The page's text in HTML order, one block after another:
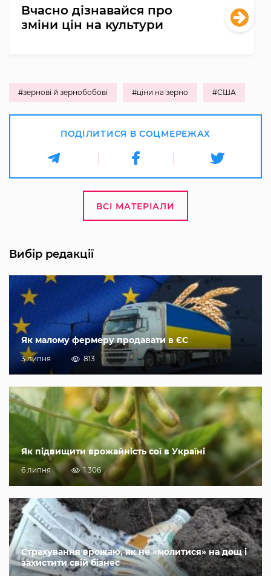
Вчасно дізнавайся про
зміни цін на культури
#зернові й зернобобові #ціни на зерно #США
ПОДІЛИТИСЯ В СОЦМЕРЕЖАХ
ВСІ МАТЕРІАЛИ
Вибір редакції
Як малому фермеру продавати в ЄС
3 липня 813
Як підвищити врожайність сої в Україні
6 липня 1 306
Страхування врожаю, як не «молитися» на дощ і
захистити свій бізнес